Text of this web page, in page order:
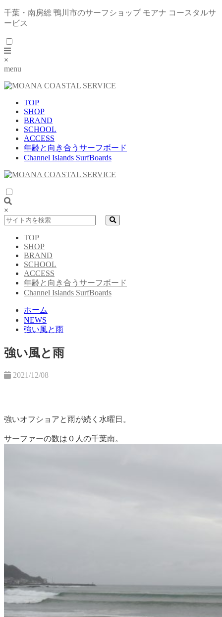
千葉・南房総 鴨川市のサーフショップ モアナ コースタルサ
ービス
×
menu
TOP
SHOP
BRAND
SCHOOL
ACCESS
年齢と向き合うサーフボード
Channel Islands SurfBoards
×
TOP
SHOP
BRAND
SCHOOL
ACCESS
年齢と向き合うサーフボード
Channel Islands SurfBoards
ホーム
NEWS
強い風と雨
強い風と雨
2021/12/08
強いオフショアと雨が続く水曜日。
サーファーの数は０人の千葉南。